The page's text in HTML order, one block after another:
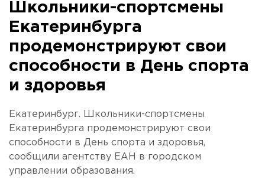
Школьники-спортсмены
Екатеринбурга
продемонстрируют свои
способности в День спорта
и здоровья
Екатеринбург. Школьники-спортсмены
Екатеринбурга продемонстрируют свои
способности в День спорта и здоровья,
сообщили агентству ЕАН в городском
управлении образования.